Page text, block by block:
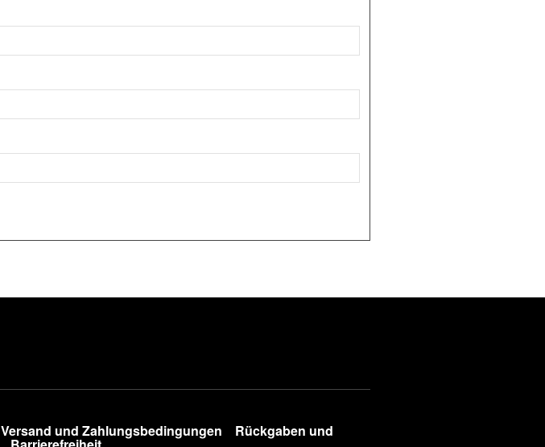
Versand und Zahlungsbedingungen Rückgaben und